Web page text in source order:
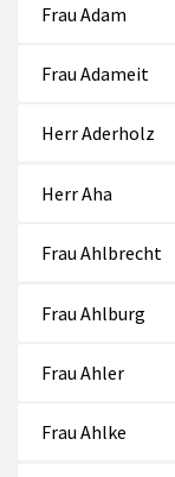
Frau Adam
Frau Adameit
Herr Aderholz
Herr Aha
Frau Ahlbrecht
Frau Ahlburg
Frau Ahler
Frau Ahlke